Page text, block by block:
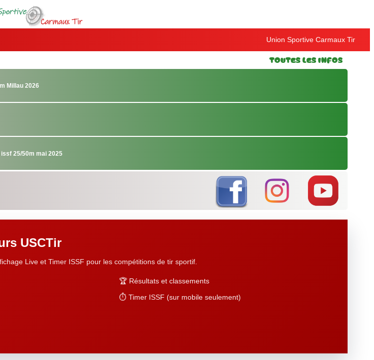
Union Sportive Carmaux Tir
Toutes les Infos
Millau 2026
25/50m mai 2025
USCTir
Live et Timer ISSF pour les compétitions de tir sportif.
🏆 Résultats et classements
⏱️ Timer ISSF (sur mobile seulement)